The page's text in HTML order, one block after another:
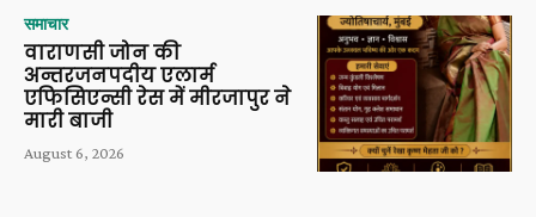
समाचार
वाराणसी जोन की
अन्तरजनपदीय एलार्म
एफिसिएन्सी रेस में मीरजापुर ने
मारी बाजी
August 6, 2026